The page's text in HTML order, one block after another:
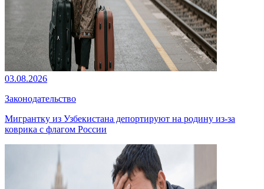
03.08.2026
Законодательство
Мигрантку из Узбекистана депортируют на родину из-за
коврика с флагом России